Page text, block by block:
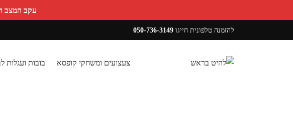
עקב המצב
להזמנה טלפונית חייגו 050-736-3149
צעצועים ומשחקי קופסא בובות ועגלות